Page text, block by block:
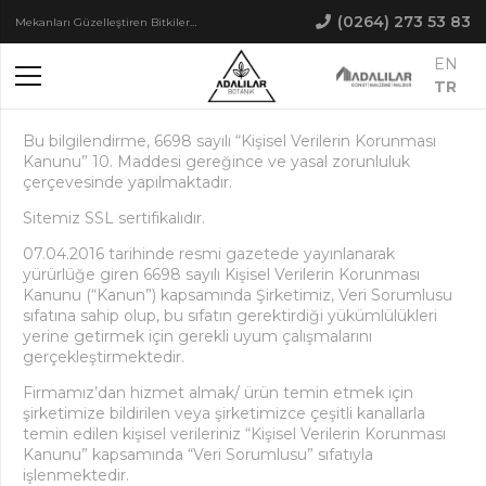
Mekanları Güzelleştiren Bitkiler… (0264) 273 53 83
EN
TR
Bu bilgilendirme, 6698 sayılı “Kişisel Verilerin Korunması
Kanunu” 10. Maddesi gereğince ve yasal zorunluluk
çerçevesinde yapılmaktadır.
Sitemiz SSL sertifikalıdır.
07.04.2016 tarihinde resmi gazetede yayınlanarak
yürürlüğe giren 6698 sayılı Kişisel Verilerin Korunması
Kanunu (“Kanun”) kapsamında Şirketimiz, Veri Sorumlusu
sıfatına sahip olup, bu sıfatın gerektirdiği yükümlülükleri
yerine getirmek için gerekli uyum çalışmalarını
gerçekleştirmektedir.
Firmamız’dan hizmet almak/ ürün temin etmek için
şirketimize bildirilen veya şirketimizce çeşitli kanallarla
temin edilen kişisel verileriniz “Kişisel Verilerin Korunması
Kanunu” kapsamında “Veri Sorumlusu” sıfatıyla
işlenmektedir.